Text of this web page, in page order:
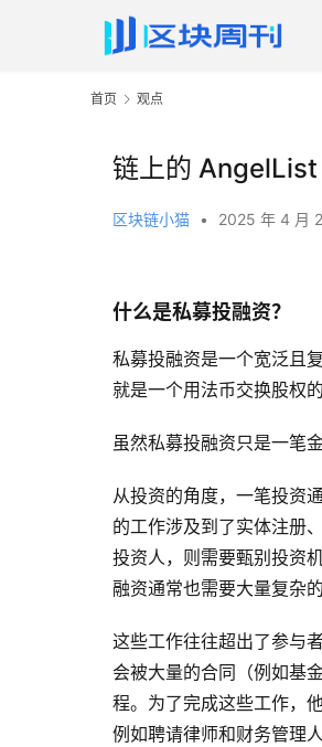
首页 观点
链上的
区块链小猫 • 2025 年 4 月
什么是私募投融资？
私募投融资是一个宽泛且
就是一个用法币交换股权的
虽然私募投融资只是一笔
从投资的角度，一笔投资
的工作涉及到了实体注册
投资人，则需要甄别投资
融资通常也需要大量复杂
这些工作往往超出了参与
会被大量的合同（例如基
程。为了完成这些工作，
例如聘请律师和财务管理